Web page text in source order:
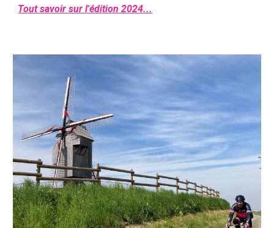
Tout savoir sur l'édition 2024...